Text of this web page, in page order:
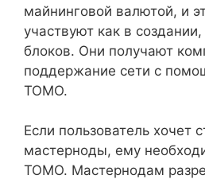
майнинговой валютой, и
участвуют как в
блоков. Они получают
поддержание сети с
TOMO.
Если пользователь хочет
мастерноды, ему
TOMO. Мастернодам